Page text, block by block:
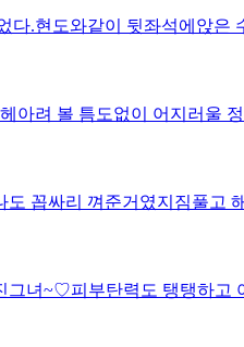
다.현도와같이 뒷좌석에앉은
아려 볼 틈도없이 어지러울
도 꼽싸리 껴준거였지짐풀고
그녀~♡피부탄력도 탱탱하고